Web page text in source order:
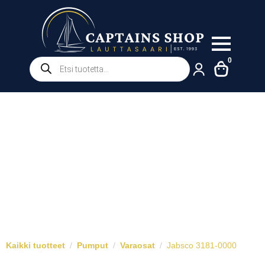
Products
search
0
Kaikki tuotteet Pumput Varaosat
Jabsco 3181-0000